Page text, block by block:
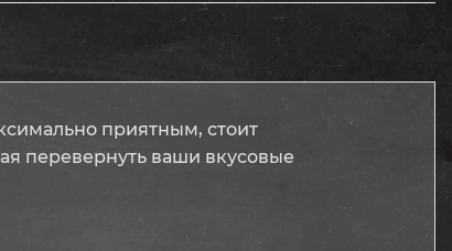
приятным, стоит
перевернуть ваши вкусовые